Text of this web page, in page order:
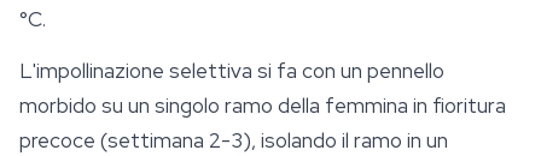
°C.
L'impollinazione selettiva si fa con un pennello
morbido su un singolo ramo della femmina in fioritura
precoce (settimana 2-3), isolando il ramo in un